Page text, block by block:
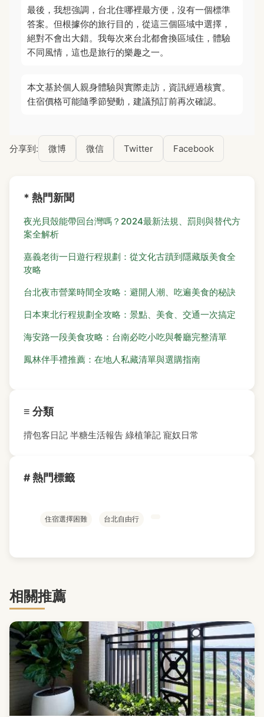
最後，我想強調，台北住哪裡最方便，沒有一個標準
答案。但根據你的旅行目的，從這三個區域中選擇，
絕對不會出大錯。我每次來台北都會換區域住，體驗
不同風情，這也是旅行的樂趣之一。
本文基於個人親身體驗與實際走訪，資訊經過核實。
住宿價格可能隨季節變動，建議預訂前再次確認。
分享到: 微博 微信 Twitter Facebook
* 熱門新聞
夜光貝殼能帶回台灣嗎？2024最新法規、罰則與替代方
案全解析
嘉義老街一日遊行程規劃：從文化古蹟到隱藏版美食全
攻略
台北夜市營業時間全攻略：避開人潮、吃遍美食的秘訣
日本東北行程規劃全攻略：景點、美食、交通一次搞定
海安路一段美食攻略：台南必吃小吃與餐廳完整清單
鳳林伴手禮推薦：在地人私藏清單與選購指南
≡ 分類
揹包客日記 半糖生活報告 綠植筆記 寵奴日常
# 熱門標籤
住宿選擇困難 台北自由行
相關推薦